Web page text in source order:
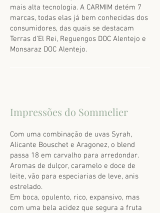
mais alta tecnologia. A CARMIM detém 7
marcas, todas elas já bem conhecidas dos
consumidores, das quais se destacam
Terras d'El Rei, Reguengos DOC Alentejo e
Monsaraz DOC Alentejo.
Impressões do Sommelier
Com uma combinação de uvas Syrah,
Alicante Bouschet e Aragonez, o blend
passa 18 em carvalho para arredondar.
Aromas de dulçor, caramelo e doce de
leite, vão para especiarias de leve, anis
estrelado.
Em boca, opulento, rico, expansivo, mas
com uma bela acidez que segura a fruta